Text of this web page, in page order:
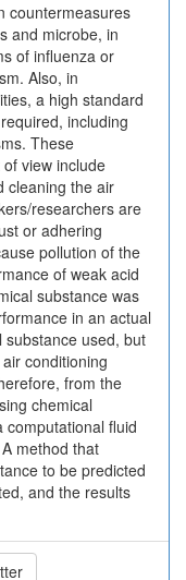
countermeasures
and microbe, in
of influenza or
Also, in
a high standard
including
These
view include
cleaning the air
researchers are
or adhering
pollution of the
of weak acid
substance was
in an actual
substance used, but
conditioning
from the
chemical
fluid
method that
to be predicted
and the results